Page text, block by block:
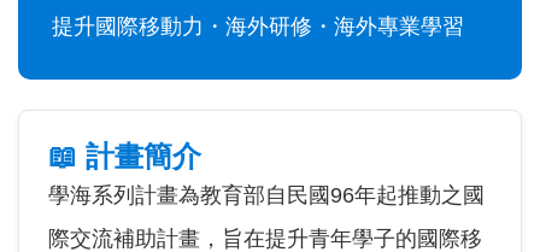
提升國際移動力・海外研修・海外專業學習
📖 計畫簡介
學海系列計畫為教育部自民國96年起推動之國
際交流補助計畫，旨在提升青年學子的國際移